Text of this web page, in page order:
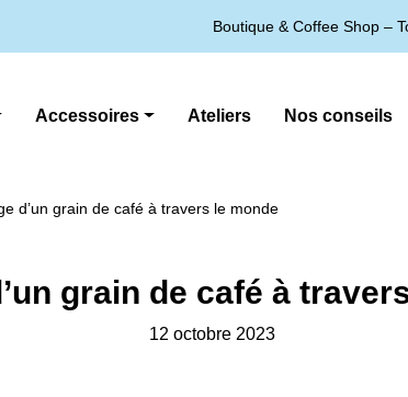
Boutique & Coffee Shop –
Accessoires Ateliers Nos conseils
d’un grain de café à travers le monde
grain de café à
12 octobre 2023